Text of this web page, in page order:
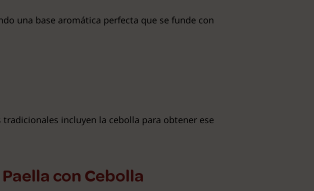
una base aromática perfecta que se funde con
tradicionales incluyen la cebolla para obtener ese
con Cebolla